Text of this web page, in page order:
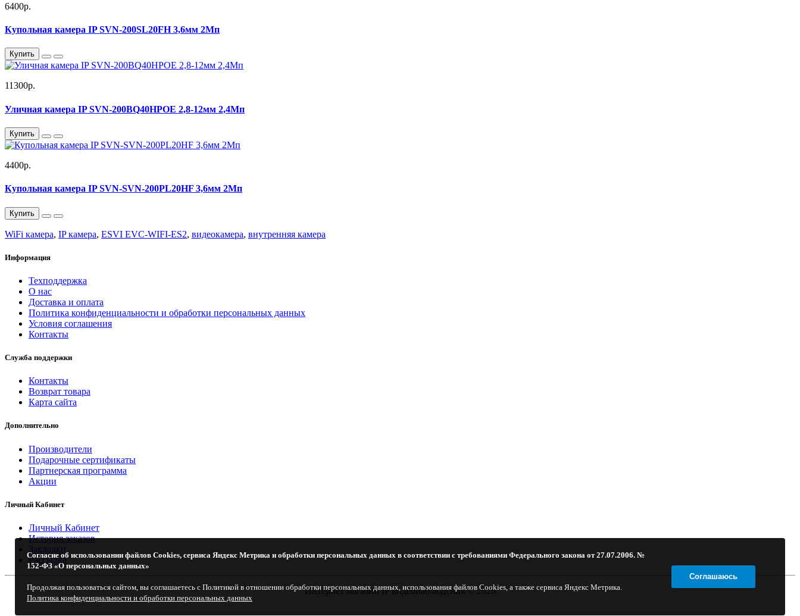
6400р.
Купольная камера IP SVN-200SL20FH 3,6мм 2Мп
Купить
11300р.
Уличная камера IP SVN-200BQ40HPOE 2,8-12мм 2,4Мп
Купить
4400р.
Купольная камера IP SVN-SVN-200PL20HF 3,6мм 2Мп
Купить
WiFi камера, IP камера, ESVI EVC-WIFI-ES2, видеокамера, внутренняя камера
Информация
Техподдержка
О нас
Доставка и оплата
Политика конфиденциальности и обработки персональных данных
Условия соглашения
Контакты
Служба поддержки
Контакты
Возврат товара
Карта сайта
Дополнительно
Производители
Подарочные сертификаты
Партнерская программа
Акции
Личный Кабинет
Личный Кабинет
История заказов
Закладки
Рассылка
Интернет магазин IP видеонаблюдения © 2026
Согласие об использовании файлов Cookies, сервиса Яндекс Метрика и обработки персональных данных в соответствии с требованиями Федерального закона от 27.07.2006. №
152-ФЗ «О персональных данных»
Продолжая пользоваться сайтом, вы соглашаетесь с Политикой в отношении обработки персональных данных, использования файлов Cookies, а также сервиса Яндекс Метрика.
Политика конфиденциальности и обработки персональных данных
Соглашаюсь